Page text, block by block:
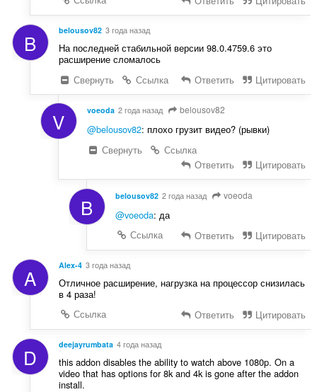
B belousov82 3 года назад
На последней стабильной версии 98.0.4759.6 это
расширение сломалось
Свернуть
Ссылка Ответить Цитировать
V voeoda 2 года назад belousov82
@belousov82: плохо грузит видео? (рывки)
Свернуть
Ссылка
Ответить
Цитировать
B belousov82 2 года назад voeoda
@voeoda: да
Ссылка
Ответить Цитировать
A Alex-4 3 года назад
Отличное расширение, нагрузка на процессор снизилась
в 4 раза!
Ссылка
Ответить Цитировать
D deejayrumbata 4 года назад
this addon disables the ability to watch above 1080p. On a
video that has options for 8k and 4k is gone after the addon
install.